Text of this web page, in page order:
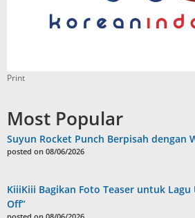
Print
Most Popular
Suyun Rocket Punch Berpisah dengan
posted on 08/06/2026
KiiiKiii Bagikan Foto Teaser untuk Lagu
Off”